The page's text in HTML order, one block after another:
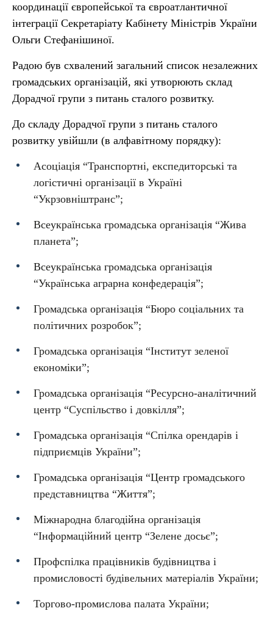
координації європейської та євроатлантичної
інтеграції Секретаріату Кабінету Міністрів України
Ольги Стефанішиної.
Радою був схвалений загальний список незалежних
громадських організацій, які утворюють склад
Дорадчої групи з питань сталого розвитку.
До складу Дорадчої групи з питань сталого
розвитку увійшли (в алфавітному порядку):
Асоціація “Транспортні, експедиторські та
логістичні організації в Україні
“Укрзовніштранс”;
Всеукраїнська громадська організація “Жива
планета”;
Всеукраїнська громадська організація
“Українська аграрна конфедерація”;
Громадська організація “Бюро соціальних та
політичних розробок”;
Громадська організація “Інститут зеленої
економіки”;
Громадська організація “Ресурсно-аналітичний
центр “Суспільство і довкілля”;
Громадська організація “Спілка орендарів і
підприємців України”;
Громадська організація “Центр громадського
представництва “Життя”;
Міжнародна благодійна організація
“Інформаційний центр “Зелене досьє”;
Профспілка працівників будівництва і
промисловості будівельних матеріалів України;
Торгово-промислова палата України;